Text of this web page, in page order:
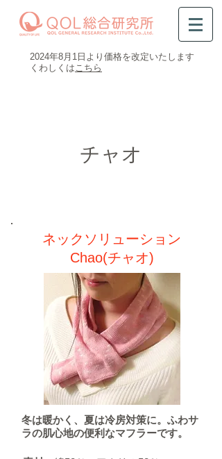
​2024年8月1日より価格を改定いたします
​くわしくはこちら
​チャオ
​ネックソリューション
Chao(チャオ)
​冬は暖かく、夏は冷房対策に。ふわサ
ラの肌心地の便利なマフラーです。